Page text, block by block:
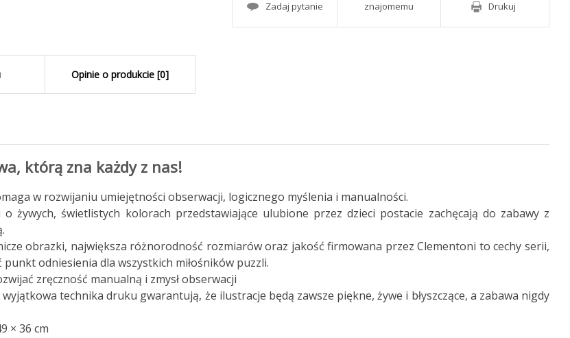
Zadaj pytanie
znajomemu
Drukuj
Opinie o produkcie [0]
którą zna każdy z nas!
w rozwijaniu umiejętności obserwacji, logicznego myślenia i manualności.
żywych, świetlistych kolorach przedstawiające ulubione przez dzieci postacie zachęcają do zabawy z
obrazki, największa różnorodność rozmiarów oraz jakość firmowana przez Clementoni to cechy serii,
odniesienia dla wszystkich miłośników puzzli.
zręczność manualną i zmysł obserwacji
wyjątkowa technika druku gwarantują, że ilustracje będą zawsze piękne, żywe i błyszczące, a zabawa nigdy
× 36 cm